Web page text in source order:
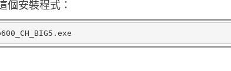
作
個安裝程式：